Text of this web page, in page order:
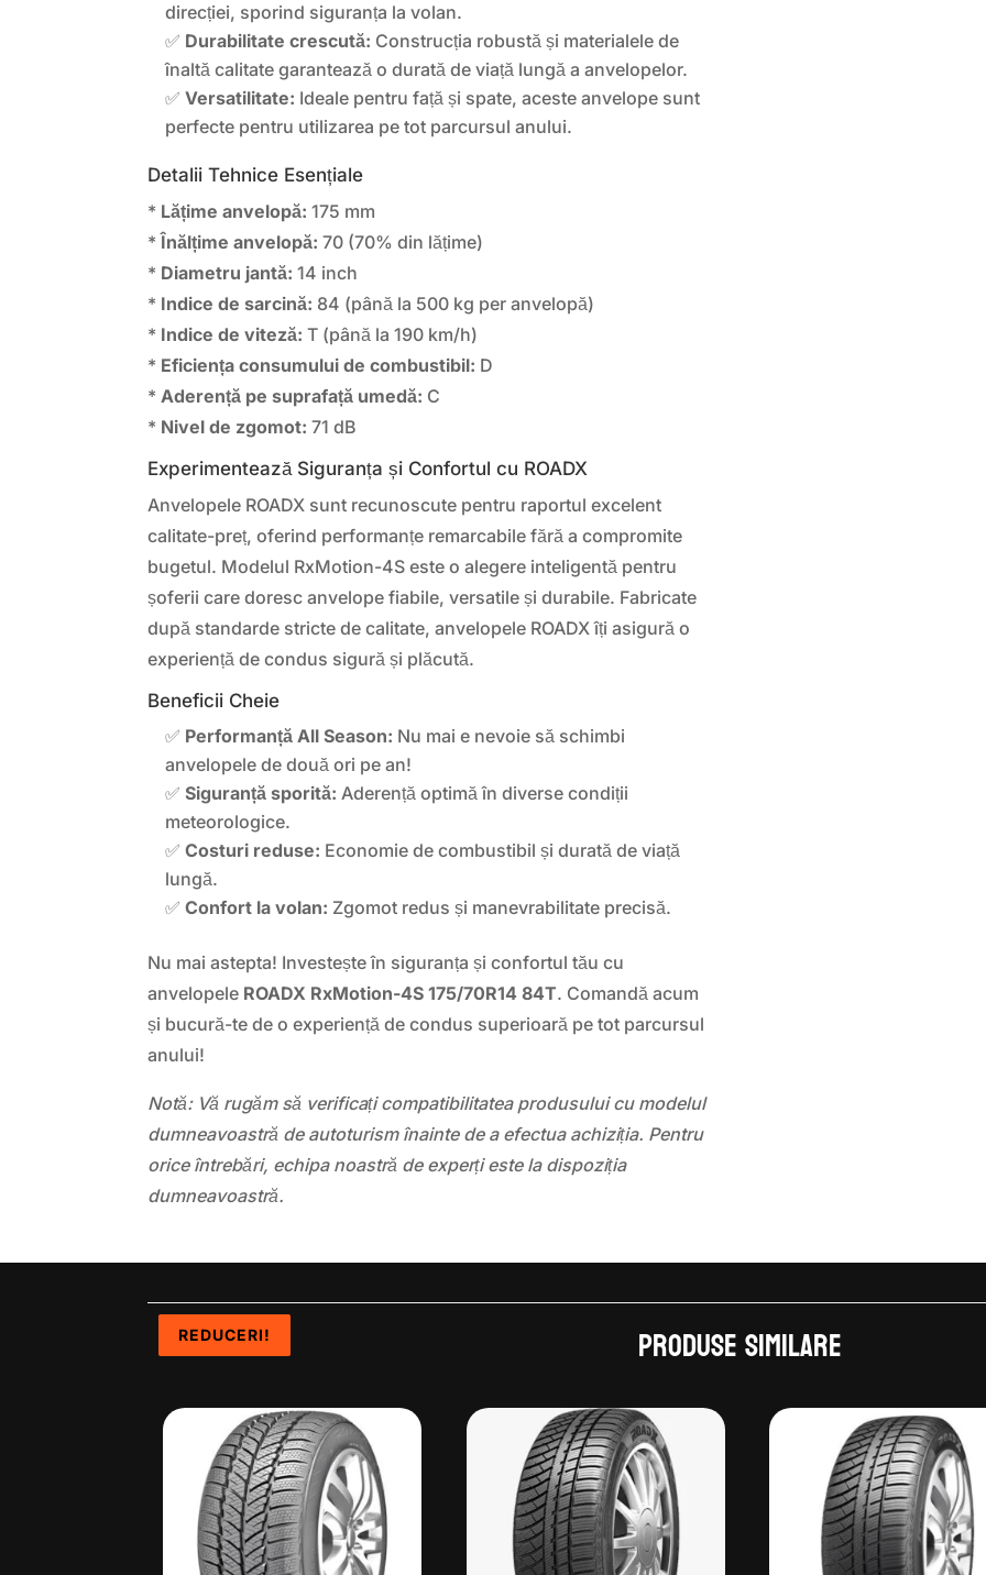
direcției, sporind siguranța la volan.
✅ Durabilitate crescută: Construcția robustă și materialele de
înaltă calitate garantează o durată de viață lungă a anvelopelor.
✅Versatilitate: Ideale pentru față și spate, aceste anvelope sunt
perfecte pentru utilizarea pe tot parcursul anului.
Detalii Tehnice Esențiale
* Lățime anvelopă: 175 mm
* Înălțime anvelopă: 70 (70% din lățime)
* Diametru jantă: 14 inch
* Indice de sarcină: 84 (până la 500 kg per anvelopă)
* Indice de viteză: T (până la 190 km/h)
* Eficiența consumului de combustibil: D
*Aderență pe suprafață umedă: C
* Nivel de zgomot: 71 dB
Experimentează Siguranța și Confortul cu ROADX
Anvelopele ROADX sunt recunoscute pentru raportul excelent
calitate-preț, oferind performanțe remarcabile fără a compromite
bugetul. Modelul RxMotion-4S este o alegere inteligentă pentru
șoferii care doresc anvelope fiabile, versatile și durabile. Fabricate
după standarde stricte de calitate, anvelopele ROADX îți asigură o
experiență de condus sigură și plăcută.
Beneficii Cheie
✅ Performanță All Season: Nu mai e nevoie să schimbi
anvelopele de două ori pe an!
✅Siguranță sporită: Aderență optimă în diverse condiții
meteorologice.
✅Costuri reduse: Economie de combustibil și durată de viață
lungă.
✅Confort la volan: Zgomot redus și manevrabilitate precisă.
Nu mai astepta! Investește în siguranța și confortul tău cu
anvelopele ROADX RxMotion-4S 175/70R14 84T. Comandă acum
și bucură-te de o experiență de condus superioară pe tot parcursul
anului!
Notă: Vă rugăm să verificați compatibilitatea produsului cu modelul
dumneavoastră de autoturism înainte de a efectua achiziția. Pentru
orice întrebări, echipa noastră de experți este la dispoziția
dumneavoastră.
Produse similare
REDUCERI!
REDUCERI!
REDUCERI!
REDUCERI!